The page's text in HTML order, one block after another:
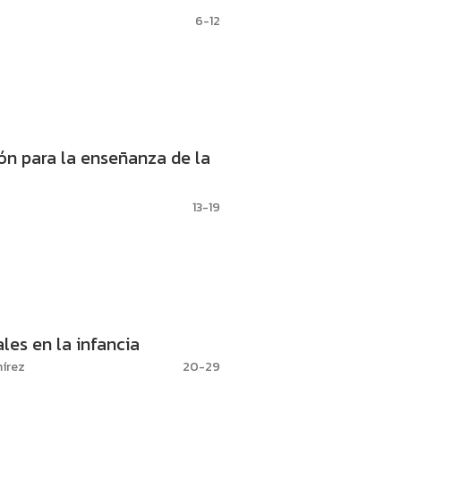
6-12
para la enseñanza de la
13-19
en la infancia
20-29